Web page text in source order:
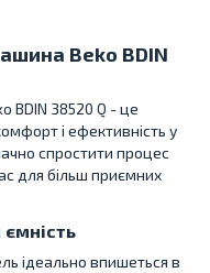
Beko BDIN
BDIN 38520 Q - це
і ефективність у
спростити процес
для більш приємних
ідеально впишеться в